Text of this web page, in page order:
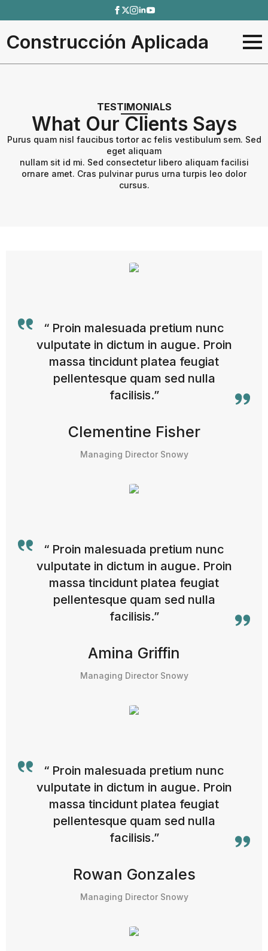
Construcción Aplicada
TESTIMONIALS
What Our Clients Says
Purus quam nisl faucibus tortor ac felis vestibulum sem. Sed
eget aliquam
nullam sit id mi. Sed consectetur libero aliquam facilisi
ornare amet. Cras pulvinar purus urna turpis leo dolor
cursus.
“ Proin malesuada pretium nunc
vulputate in dictum in augue. Proin
massa tincidunt platea feugiat
pellentesque quam sed nulla
facilisis.”
Clementine Fisher
Managing Director Snowy
“ Proin malesuada pretium nunc
vulputate in dictum in augue. Proin
massa tincidunt platea feugiat
pellentesque quam sed nulla
facilisis.”
Amina Griffin
Managing Director Snowy
“ Proin malesuada pretium nunc
vulputate in dictum in augue. Proin
massa tincidunt platea feugiat
pellentesque quam sed nulla
facilisis.”
Rowan Gonzales
Managing Director Snowy